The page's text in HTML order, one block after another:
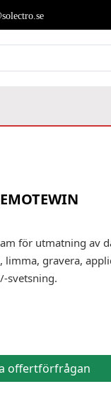
för utmatning av
gravera,
svetsning.
offertförfrågan